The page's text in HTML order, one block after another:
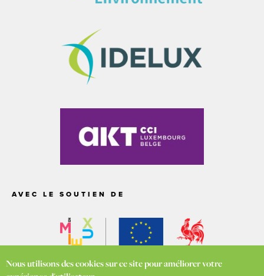
AVEC LE SOUTIEN DE
Nous utilisons des cookies sur ce site pour améliorer votre